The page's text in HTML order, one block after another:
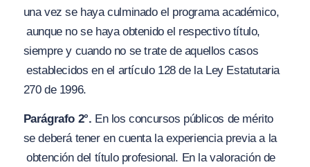
una vez se haya culminado el programa académico,
aunque no se haya obtenido el respectivo título,
siempre y cuando no se trate de aquellos casos
establecidos en el artículo 128 de la Ley Estatutaria
270 de 1996.
Parágrafo 2°. En los concursos públicos de mérito
se deberá tener en cuenta la experiencia previa a la
obtención del título profesional. En la valoración de